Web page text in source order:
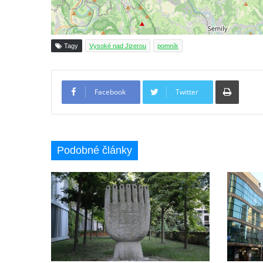
Socha Tornádo v parku na Senovážném
náměstí v Českých Budějovicích
Sousoší Humanoidi na Lannově třídě v
Na Sadech v Českých Budějovicích
Socha Mateřství v parku Na Sadech v
Českých Budějovicích
Památník Otokara Mokrého v parku Na
Sadech v Českých Budějovicích
Poslední dochovaný tramvajový sloup na
Pražské třídě v Českých Budějovicích
Socha Civilizovaní na Husově třídě v
Českých Budějovicích
Tagy Vysoké nad Jizerou pomník
Facebook Twitter
Podobné články